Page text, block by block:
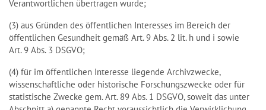
Verantwortlichen übertragen wurde;
(3) aus Gründen des öffentlichen Interesses im Bereich der
öffentlichen Gesundheit gemäß Art. 9 Abs. 2 lit. h und i sowie
Art. 9 Abs. 3 DSGVO;
(4) für im öffentlichen Interesse liegende Archivzwecke,
wissenschaftliche oder historische Forschungszwecke oder für
statistische Zwecke gem. Art. 89 Abs. 1 DSGVO, soweit das unter